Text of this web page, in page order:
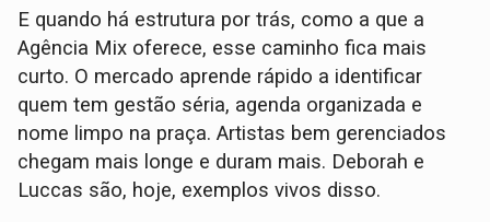
E quando há estrutura por trás, como a que a
Agência Mix oferece, esse caminho fica mais
curto. O mercado aprende rápido a identificar
quem tem gestão séria, agenda organizada e
nome limpo na praça. Artistas bem gerenciados
chegam mais longe e duram mais. Deborah e
Luccas são, hoje, exemplos vivos disso.